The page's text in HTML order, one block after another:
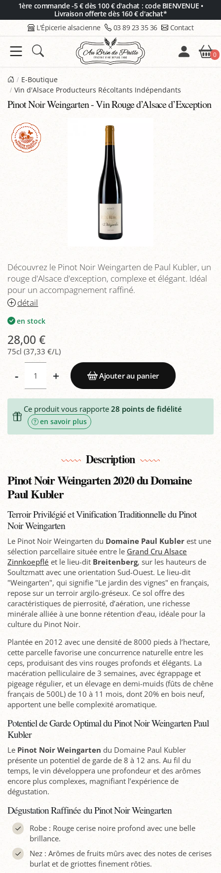
1ère commande -5 € dès 100 € d'achat : code BIENVENUE •
Livraison offerte dès 160 € d'achat*
L'Épicerie alsacienne 03 89 23 35 36 Contact
0
E-Boutique
Vin d'Alsace Producteurs Récoltants Indépendants
Pinot Noir Weingarten - Vin Rouge d’Alsace d’Exception
Découvrez le Pinot Noir Weingarten de Paul Kubler, un
rouge d'Alsace d'exception, complexe et élégant. Idéal
pour un accompagnement raffiné.
détail
en stock
28,00 €
75cl (37,33 €/L)
- + Ajouter au panier
Ce produit vous rapporte28 points de fidélité
en savoir plus
Description
Pinot Noir Weingarten 2020 du Domaine
Paul Kubler
Terroir Privilégié et Vinification Traditionnelle du Pinot
Noir Weingarten
Le Pinot Noir Weingarten du Domaine Paul Kubler est une
sélection parcellaire située entre le Grand Cru Alsace
Zinnkoepflé et le lieu-dit Breitenberg, sur les hauteurs de
Soultzmatt avec une orientation Sud-Ouest. Le lieu-dit
"Weingarten", qui signifie "Le jardin des vignes" en français,
repose sur un terroir argilo-gréseux. Ce sol offre des
caractéristiques de pierrosité, d’aération, une richesse
minérale alliée à une bonne rétention d’eau, idéale pour la
culture du Pinot Noir.
Plantée en 2012 avec une densité de 8000 pieds à l’hectare,
cette parcelle favorise une concurrence naturelle entre les
ceps, produisant des vins rouges profonds et élégants. La
macération pelliculaire de 3 semaines, avec égrappage et
pigeage régulier, et un élevage en demi-muids (fûts de chêne
français de 500L) de 10 à 11 mois, dont 20% en bois neuf,
apportent une belle complexité aromatique.
Potentiel de Garde Optimal du Pinot Noir Weingarten Paul
Kubler
Le Pinot Noir Weingarten du Domaine Paul Kubler
présente un potentiel de garde de 8 à 12 ans. Au fil du
temps, le vin développera une profondeur et des arômes
encore plus complexes, magnifiant l’expérience de
dégustation.
Dégustation Raffinée du Pinot Noir Weingarten
Robe : Rouge cerise noire profond avec une belle
brillance.
Nez : Arômes de fruits mûrs avec des notes de cerises
burlat et de griottes finement rôties.
Panneau de gestion des cookies